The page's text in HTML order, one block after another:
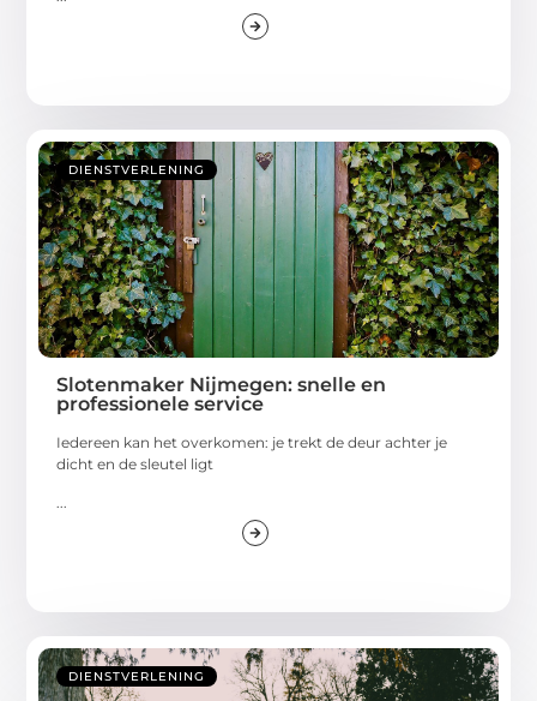
DIENSTVERLENING
Slotenmaker Nijmegen: snelle en
professionele service
Iedereen kan het overkomen: je trekt de deur achter je
dicht en de sleutel ligt
DIENSTVERLENING